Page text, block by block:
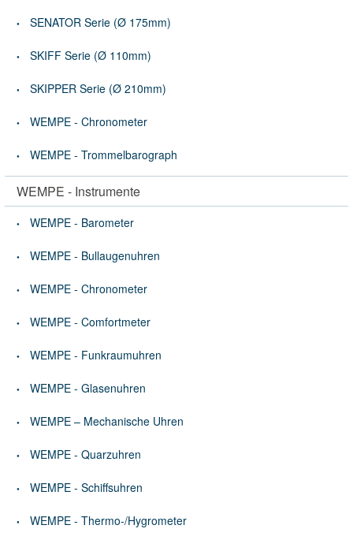
SENATOR Serie (Ø 175mm)
SKIFF Serie (Ø 110mm)
SKIPPER Serie (Ø 210mm)
WEMPE - Chronometer
WEMPE - Trommelbarograph
WEMPE - Instrumente
WEMPE - Barometer
WEMPE - Bullaugenuhren
WEMPE - Chronometer
WEMPE - Comfortmeter
WEMPE - Funkraumuhren
WEMPE - Glasenuhren
WEMPE – Mechanische Uhren
WEMPE - Quarzuhren
WEMPE - Schiffsuhren
WEMPE - Thermo-/Hygrometer